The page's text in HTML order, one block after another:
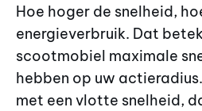
Hoe hoger de snelheid,
energieverbruik. Dat
scootmobiel maximale
hebben op uw
met een vlotte snelheid,